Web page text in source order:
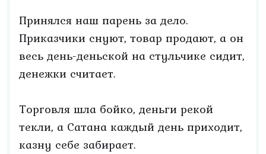
Принялся наш парень за дело.
Приказчики снуют, товар продают, а он
весь день-деньской на стульчике сидит,
денежки считает.
Торговля шла бойко, деньги рекой
текли, а Сатана каждый день приходит,
казну себе забирает.